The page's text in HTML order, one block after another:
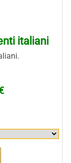
italiani